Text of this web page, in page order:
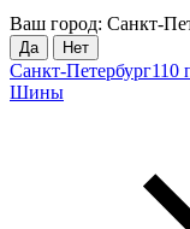
Ваш город: Санкт-
Да Нет
Санкт-Петербург110
Шины